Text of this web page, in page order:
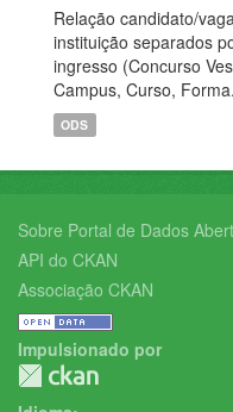
Relação candidato/
instituição separados
ingresso (Concurso
Campus, Curso,
ODS
Sobre Portal de Dados
API do CKAN
Associação CKAN
Impulsionado por